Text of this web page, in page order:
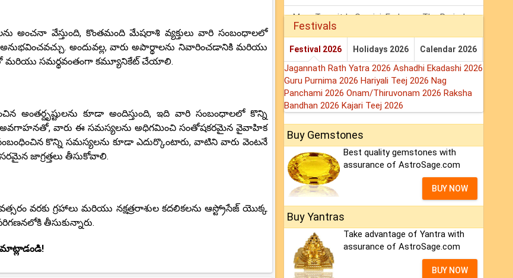
అంచనా వేస్తుంది, కొంతమంది మేషరాశి వ్యక్తులు వారి సంబంధాలలో
అందువల్ల, వారు అపార్థాలను నివారించడానికి మరియు
సమర్థవంతంగా కమ్యూనికేట్ చేయాలి.
అంతర్దృష్టులను కూడా అందిస్తుంది, ఇది వారి సంబంధాలలో కొన్ని
అవగాహనతో, వారు ఈ సమస్యలను అధిగమించి సంతోషకరమైన వైవాహిక
కొన్ని సమస్యలను కూడా ఎదుర్కొంటారు, వాటిని వారు వెంటనే
జాగ్రత్తలు తీసుకోవాలి.
వరకు గ్రహాలు మరియు నక్షత్రరాశుల కదలికలను ఆస్ట్రోసేజ్ యొక్క
తీసుకున్నారు.
Mars Transit In Gemini: Embrace The Period Full Of Energy & Intelligence
Festivals
Festival 2026 Holidays 2026 Calendar 2026
Jagannath Rath Yatra 2026 Ashadhi Ekadashi 2026
Guru Purnima 2026 Hariyali Teej 2026 Nag
Panchami 2026 Onam/Thiruvonam 2026 Raksha
Bandhan 2026 Kajari Teej 2026
Buy Gemstones
Best quality gemstones with
assurance of AstroSage.com
BUY NOW
Buy Yantras
Take advantage of Yantra with
assurance of AstroSage.com
BUY NOW